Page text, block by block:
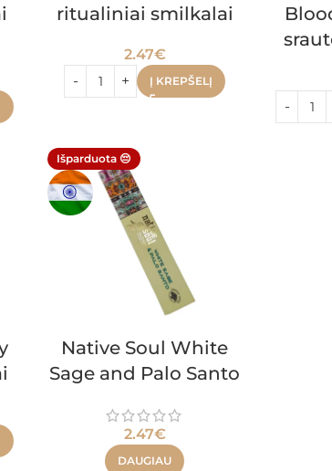
ritualiniai smilkalai
2.47€
Į KREPŠELĮ
Išparduota 😔
Native Soul White
Sage and Palo Santo
2.47€
DAUGIAU